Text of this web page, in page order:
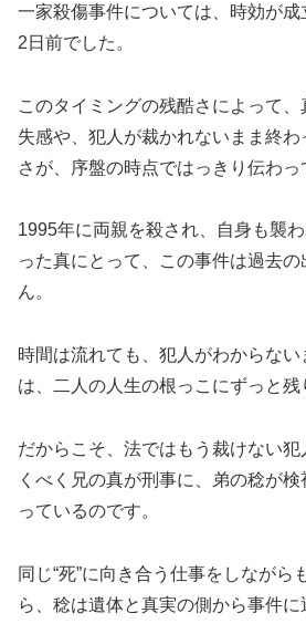
一家殺傷事件については、時効が
2日前でした。
このタイミングの残酷さによって
失感や、犯人が裁かれないまま終
さが、序盤の時点ではっきり伝わっ
1995年に両親を殺され、自身も襲
った真にとって、この事件は過去
ん。
時間は流れても、犯人がわからな
は、二人の人生の根っこにずっと残
だからこそ、法ではもう裁けない
くべく兄の真が刑事に、弟の稔が
っているのです。
同じ“死”に向き合う仕事をしながら
ら、稔は遺体と真実の側から事件に